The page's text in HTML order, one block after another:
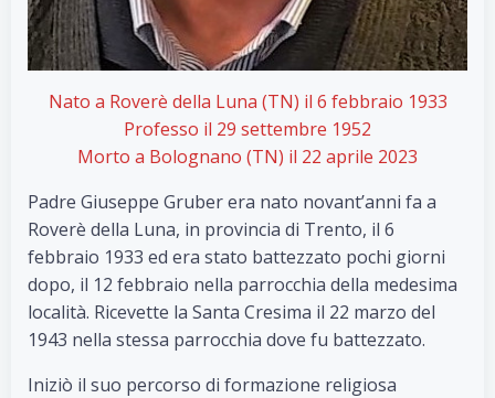
Nato a Roverè della Luna (TN) il 6 febbraio 1933
Professo il 29 settembre 1952
Morto a Bolognano (TN) il 22 aprile 2023
Padre Giuseppe Gruber era nato novant’anni fa a
Roverè della Luna, in provincia di Trento, il 6
febbraio 1933 ed era stato battezzato pochi giorni
dopo, il 12 febbraio nella parrocchia della medesima
località. Ricevette la Santa Cresima il 22 marzo del
1943 nella stessa parrocchia dove fu battezzato.
Iniziò il suo percorso di formazione religiosa